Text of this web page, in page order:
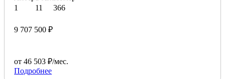
1
11
366
9 707 500 ₽
от 46 503 ₽/мес.
Подробнее